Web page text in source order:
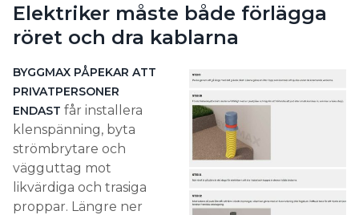
Elektriker måste både förlägga
röret och dra kablarna
BYGGMAX PÅPEKAR ATT
PRIVATPERSONER
ENDAST får installera
klenspänning, byta
strömbrytare och
vägguttag mot
likvärdiga och trasiga
proppar. Längre ner